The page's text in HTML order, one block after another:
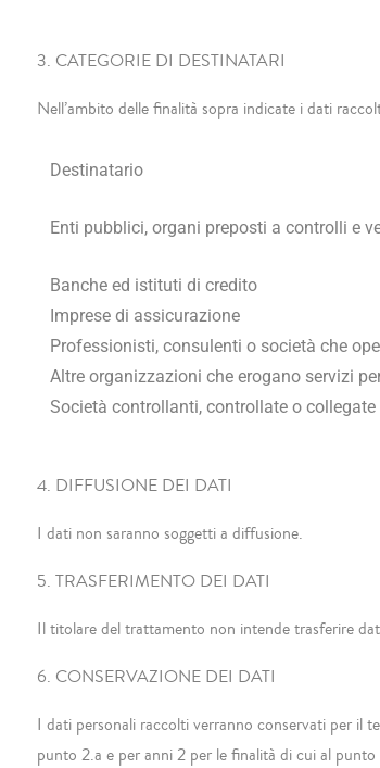
3. CATEGORIE DI DESTINATARI
Nell’ambito delle finalità sopra indicate i dati
Destinatario
Enti pubblici, organi preposti a controlli e
Banche ed istituti di credito
Imprese di assicurazione
Professionisti, consulenti o società che
Altre organizzazioni che erogano servizi
Società controllanti, controllate o collegate
4. DIFFUSIONE DEI DATI
I dati non saranno soggetti a diffusione.
5. TRASFERIMENTO DEI DATI
Il titolare del trattamento non intende trasferire
6. CONSERVAZIONE DEI DATI
I dati personali raccolti verranno conservati per il
punto 2.a e per anni 2 per le finalità di cui al